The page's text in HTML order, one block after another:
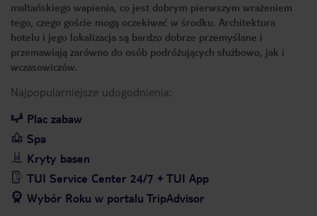
maltańskiego wapienia, co jest dobrym pierwszym wrażeniem
tego, czego goście mogą oczekiwać w środku. Architektura
hotelu i jego lokalizacja są bardzo dobrze przemyślane i
przemawiają zarówno do osób podróżujących służbowo, jak i
wczasowiczów.
Najpopularniejsze udogodnienia:
Plac zabaw
Spa
Kryty basen
TUI Service Center 24/7 + TUI App
Wybór Roku w portalu TripAdvisor